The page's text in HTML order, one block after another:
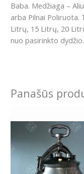
Baba. Medžiaga –
arba Pilnai
Litrų, 15 Litrų, 20
nuo pasirinkto dydžio.
Panašūs
price
was:
130.00€.